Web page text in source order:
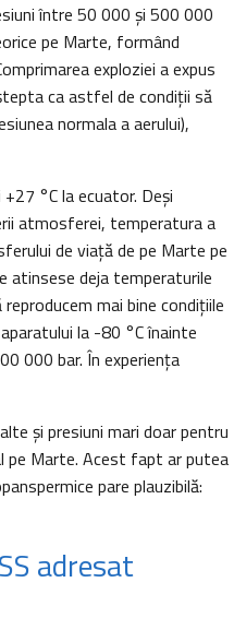
între 50 000 și 500 000
pe Marte, formând
exploziei a expus
ca astfel de condiții să
normala a aerului),
°C la ecuator. Deși
atmosferei, temperatura a
de viață de pe Marte pe
atinsese deja temperaturile
mai bine condițiile
la -80 °C înainte
000 bar. În experiența
și presiuni mari doar pentru
pe Marte. Acest fapt ar putea
pare plauzibilă:
adresat